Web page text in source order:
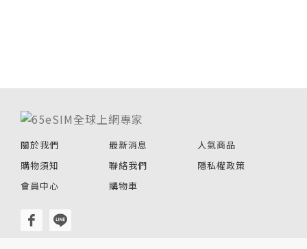
關於我們 最新消息
人氣商品
購物須知
聯絡我們
隱私權政策
會員中心
購物車